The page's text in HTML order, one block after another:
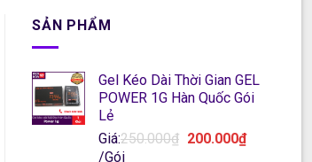
SẢN PHẨM
Gel Kéo Dài Thời Gian GEL
POWER 1G Hàn Quốc Gói
Lẻ
Giá:250.000₫ Giá
200.000₫
Giá
/Gói